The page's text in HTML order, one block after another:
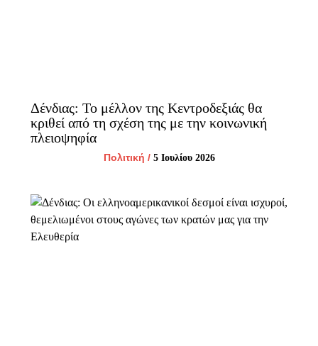
Δένδιας: Το μέλλον της Κεντροδεξιάς θα
κριθεί από τη σχέση της με την κοινωνική
πλειοψηφία
Πολιτική / 5 Ιουλίου 2026